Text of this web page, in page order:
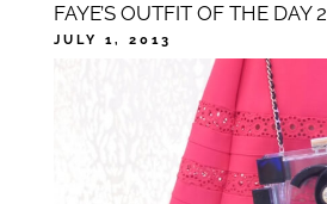
FAYE’S OUTFIT OF THE DAY 2
JULY 1, 2013
CATEGORIES
OUTFIT OF THE DAY